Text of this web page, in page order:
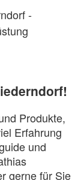
-
Produkte,
Erfahrung
und
gerne für Sie